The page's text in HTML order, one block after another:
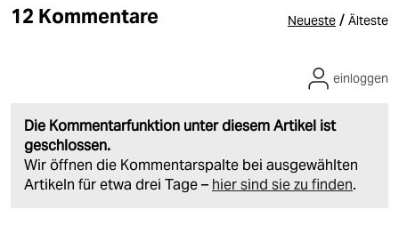
12 Kommentare Neueste / Älteste
Die Kommentarfunktion unter diesem Artikel ist
geschlossen.
Wir öffnen die Kommentarspalte bei ausgewählten
Artikeln für etwa drei Tage – hier sind sie zu finden.
einloggen